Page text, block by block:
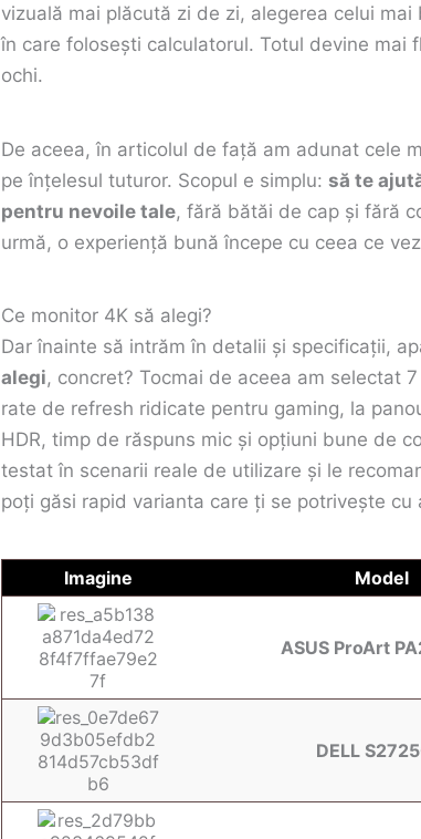
vizuală mai plăcută zi de zi, alegerea celui
în care folosești calculatorul. Totul devine
ochi.
De aceea, în articolul de față am adunat cele
pe înțelesul tuturor. Scopul e simplu:să te
pentru nevoile tale, fără bătăi de cap și fără
urmă, o experiență bună începe cu ceea ce
Ce monitor 4K să alegi?
Dar înainte să intrăm în detalii și specificații,
alegi, concret? Tocmai de aceea am selectat
rate de refresh ridicate pentru gaming, la
HDR, timp de răspuns mic și opțiuni bune de
testat în scenarii reale de utilizare și le
poți găsi rapid varianta care ți se potrivește cu
Imagine Model
ASUS ProArt
DELL